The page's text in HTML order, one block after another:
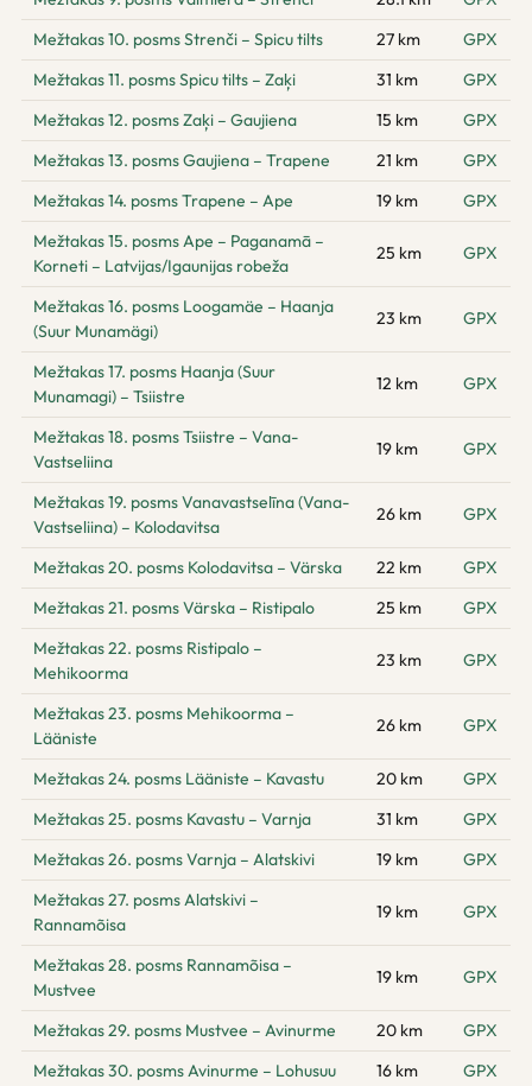
Mežtakas 10. posms Strenči – Spicu tilts
27 km
GPX
Mežtakas 11. posms Spicu tilts – Zaķi
31 km
GPX
Mežtakas 12. posms Zaķi – Gaujiena
15 km
GPX
Mežtakas 13. posms Gaujiena – Trapene
21 km
GPX
Mežtakas 14. posms Trapene – Ape
19 km
GPX
Mežtakas 15. posms Ape – Paganamā –
Korneti – Latvijas/Igaunijas robeža
25 km GPX
Mežtakas 16. posms Loogamäe – Haanja
(Suur Munamägi)
23 km GPX
Mežtakas 17. posms Haanja (Suur
Munamagi) – Tsiistre
12 km GPX
Mežtakas 18. posms Tsiistre – Vana-
Vastseliina
19 km GPX
Mežtakas 19. posms Vanavastselīna (Vana-
Vastseliina) – Kolodavitsa
26 km GPX
Mežtakas 20. posms Kolodavitsa – Värska 22 km
GPX
Mežtakas 21. posms Värska – Ristipalo
25 km
GPX
Mežtakas 22. posms Ristipalo –
Mehikoorma
23 km GPX
Mežtakas 23. posms Mehikoorma –
Lääniste
26 km GPX
Mežtakas 24. posms Lääniste – Kavastu 20 km
GPX
Mežtakas 25. posms Kavastu – Varnja
31 km
GPX
Mežtakas 26. posms Varnja – Alatskivi
19 km
GPX
Mežtakas 27. posms Alatskivi –
Rannamõisa
19 km GPX
Mežtakas 28. posms Rannamõisa –
Mustvee
19 km GPX
Mežtakas 29. posms Mustvee – Avinurme 20 km
GPX
Mežtakas 30. posms Avinurme – Lohusuu
16 km GPX